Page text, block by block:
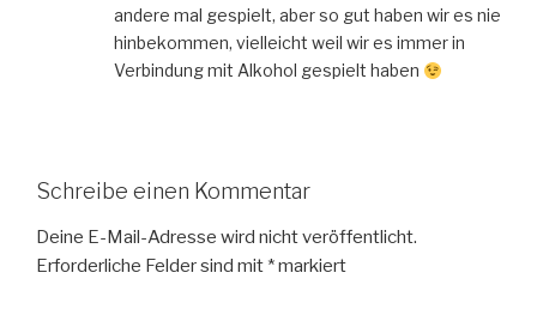
andere mal gespielt, aber so gut haben wir es nie
hinbekommen, vielleicht weil wir es immer in
Verbindung mit Alkohol gespielt haben
Schreibe einen Kommentar
Deine E-Mail-Adresse wird nicht veröffentlicht.
Erforderliche Felder sind mit *markiert